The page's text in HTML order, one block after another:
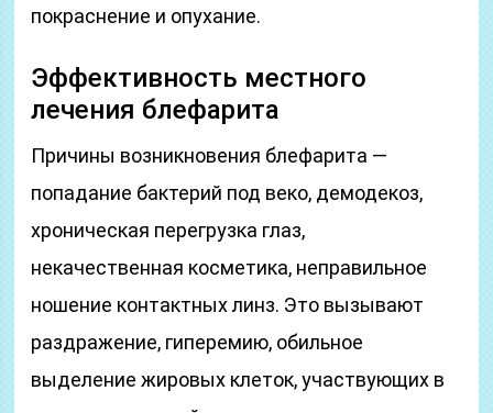
покраснение и опухание.
Эффективность местного
лечения блефарита
Причины возникновения блефарита —
попадание бактерий под веко, демодекоз,
хроническая перегрузка глаз,
некачественная косметика, неправильное
ношение контактных линз. Это вызывают
раздражение, гиперемию, обильное
выделение жировых клеток, участвующих в